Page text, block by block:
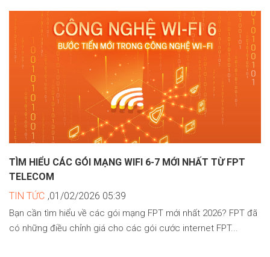
TÌM HIỂU CÁC GÓI MẠNG WIFI 6-7 MỚI NHẤT TỪ FPT
TELECOM
TIN TỨC ,01/02/2026 05:39
Bạn cần tìm hiểu về các gói mạng FPT mới nhất 2026? FPT đã
có những điều chỉnh giá cho các gói cước internet FPT...